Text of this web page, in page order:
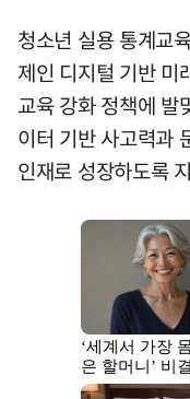
청소년 실용 통계교
제인 디지털 기반 미
교육 강화 정책에 발
이터 기반 사고력과
인재로 성장하도록